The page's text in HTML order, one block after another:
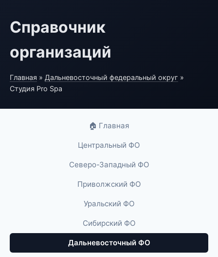
Справочник
организаций
Главная » Дальневосточный федеральный округ »
Студия Pro Spa
🏠 Главная
Центральный ФО
Северо-Западный ФО
Приволжский ФО
Уральский ФО
Сибирский ФО
Дальневосточный ФО